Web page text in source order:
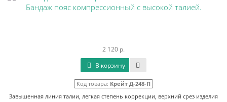
Бандаж пояс компрессионный с высокой талией.
2 120 р.
В корзину
Код товара: Крейт Д-248-П
Завышенная линия талии, легкая степень коррекции, верхний срез изделия